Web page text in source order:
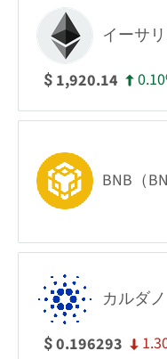
イーサリ
$ 1,920.14
BNB（
カルダノ
$0.196293